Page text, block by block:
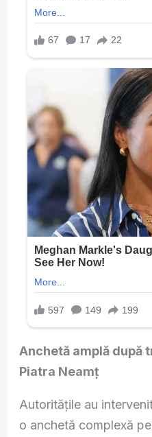
Anchetă amplă după
Piatra Neamț
Autoritățile au
o anchetă complexă